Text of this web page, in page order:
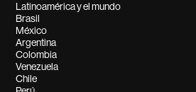
Latinoamérica y el mundo
Brasil
México
Argentina
Colombia
Venezuela
Chile